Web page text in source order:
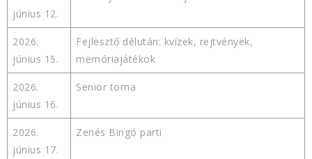
június 12.
2026.
június 15.
Fejlesztő délután: kvízek, rejtvények,
memóriajátékok
2026.
június 16.
Senior torna
2026.
június 17.
Zenés Bingó parti